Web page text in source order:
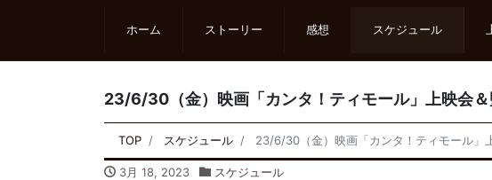
ホーム ストーリー 感想 スケジュール
23/6/30（金）映画「カンタ！ティモール」上映会
TOP スケジュール 23/6/30（金）映画「カンタ！ティモール」
3月 18, 2023 スケジュール